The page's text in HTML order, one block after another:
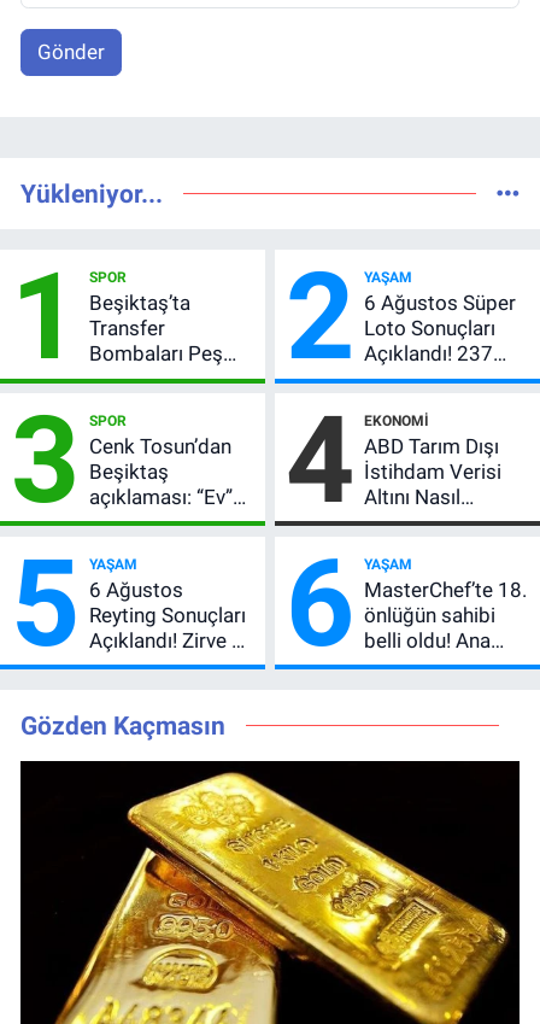
Gönder
Yükleniyor...
1 SPOR
Beşiktaş’ta
Transfer
Bombaları Peş
Peşe! Adalı
Açıkladı, 5 Yıldız
Daha Listede
2 YAŞAM
6 Ağustos Süper
Loto Sonuçları
Açıklandı! 237
Milyon TL’lik
3 SPOR
Cenk Tosun’dan
Beşiktaş
açıklaması: “Ev”
dedi, asıl mesajı
verdi
4 EKONOMI
ABD Tarım Dışı
İstihdam Verisi
Altını Nasıl
Etkiler? Çok Basit
5 YAŞAM
6 Ağustos
Reyting Sonuçları
Açıklandı! Zirve El
Değiştirdi:
MasterChef'i
Geride Bıraktı
6 YAŞAM
MasterChef’te 18.
önlüğün sahibi
belli oldu! Ana
kadroya giren
Gözden Kaçmasın